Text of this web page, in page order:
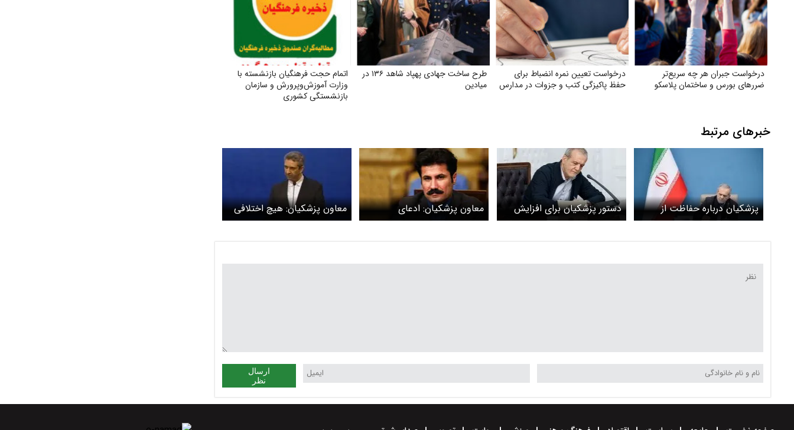
درخواست جبران هر چه سریع‌تر
ضررهای بورس و ساختمان پلاسکو
درخواست تعیین نمره انضباط برای
حفظ پاکیزگی کتب و جزوات در مدارس
طرح ساخت جهادی پهپاد شاهد ۱۳۶ در
میادین
اتمام حجت فرهنگیان بازنشسته با
وزارت آموزش‌وپرورش و سازمان
بازنشستگی کشوری
خبرهای مرتبط
پزشکیان درباره حفاظت از
محیط زیست: همه ما مسئولیم
دستور پزشکیان برای افزایش
میزان اعتبار کالابرگ
معاون پزشکیان: ادعای
استعفای رئیس‌جمهور بیشتر
معاون پزشکیان: هیچ اختلافی
میان رئیس‌جمهور و نیروهای
ارسال
نظر